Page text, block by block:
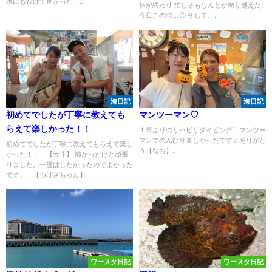
休が終わり 忙しさもなんとか乗り越えた
今日この頃…🤨 そして、...
海日記
初めてでしたが丁寧に教えても
らえて楽しかった！！
初めてでしたが丁寧に教えてもらえて楽し
かった！！ 【大斗】 怖かったけど頑張
りました。一度はしたかったのでよかった
です。 【つばさちゃん】...
海日記
マンツーマン♡
１年ぶりのリハビリダイビング！マンツー
マンでのんびり楽しかったです☆ありがと
う【なお】...
ワースタ日記 ワースタ日記